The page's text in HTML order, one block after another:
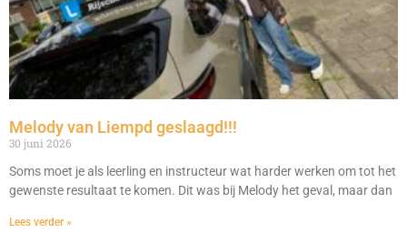
Melody van Liempd geslaagd!!!
30 juni 2026
Soms moet je als leerling en instructeur wat harder werken om tot het
gewenste resultaat te komen. Dit was bij Melody het geval, maar dan
Lees verder »